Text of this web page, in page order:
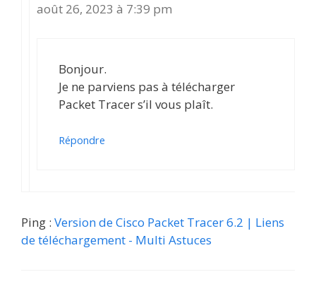
août 26, 2023 à 7:39 pm
Bonjour.
Je ne parviens pas à télécharger
Packet Tracer s’il vous plaît.
Répondre
Ping : Version de Cisco Packet Tracer 6.2 | Liens
de téléchargement - Multi Astuces